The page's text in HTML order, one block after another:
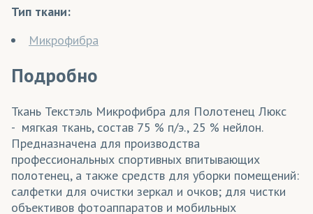
Тип ткани:
Микрофибра
Подробно
Ткань Текстэль Микрофибра для Полотенец Люкс
- мягкая ткань, состав 75 % п/э., 25 % нейлон.
Предназначена для производства
профессиональных спортивных впитывающих
полотенец, а также средств для уборки помещений:
салфетки для очистки зеркал и очков; для чистки
объективов фотоаппаратов и мобильных